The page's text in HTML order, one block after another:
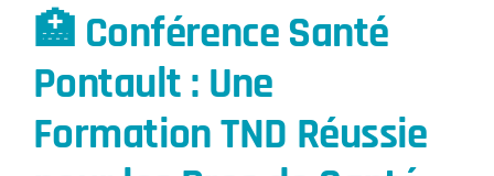
🏥 Conférence Santé
Pontault : Une
Formation TND Réussie